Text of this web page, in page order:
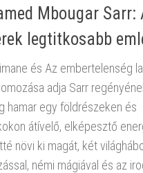
Mbougar Sarr:
legtitkosabb
és Az embertelenség
adja Sarr
hamar egy földrészeken és
átívelő, elképesztő
növi ki magát, két
némi mágiával és az